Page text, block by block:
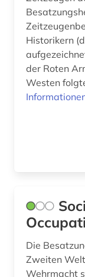
Historikern
der Roten
Westen
Die
Zweiten
Wehrmacht